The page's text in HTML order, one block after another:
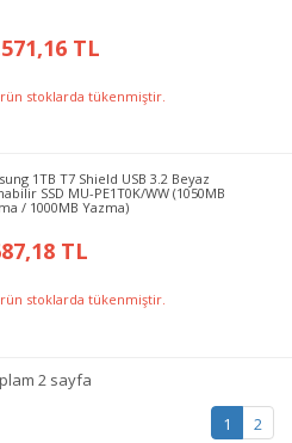
TL
stoklarda tükenmiştir.
1TB T7 Shield USB 3.2 Beyaz
SSD MU-PE1T0K/WW (1050MB
/ 1000MB Yazma)
TL
stoklarda tükenmiştir.
2 sayfa
1 2